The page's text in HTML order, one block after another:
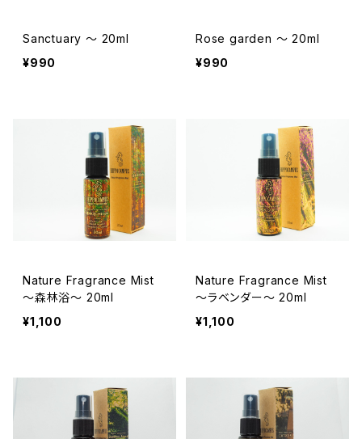
Sanctuary ～ 20ml
¥990
Rose garden ～ 20ml
¥990
Nature Fragrance Mist
～森林浴～ 20ml
¥1,100
Nature Fragrance Mist
～ラベンダー～ 20ml
¥1,100